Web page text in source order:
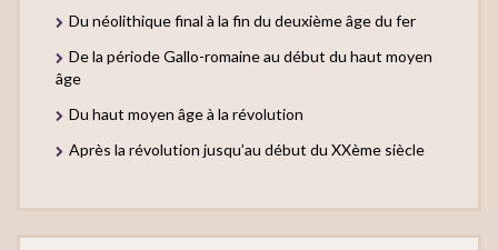
Du néolithique final à la fin du deuxième âge du fer
De la période Gallo-romaine au début du haut moyen
âge
Du haut moyen âge à la révolution
Après la révolution jusqu’au début du XXème siècle